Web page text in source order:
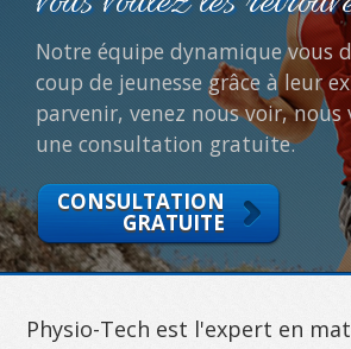
Notre équipe dynamique vous
coup de jeunesse grâce à leur
parvenir, venez nous voir, nous
une consultation gratuite.
CONSULTATION
GRATUITE
Physio-Tech est l'expert en